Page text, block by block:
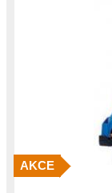
AKCE